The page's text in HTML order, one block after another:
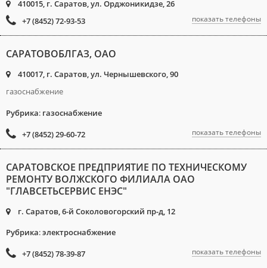
410015, г. Саратов, ул. Орджоникидзе, 26
+7 (8452) 72-93-53
показать телефоны
САРАТОВОБЛГАЗ, ОАО
410017, г. Саратов, ул. Чернышевского, 90
газоснабжение
Рубрика: газоснабжение
+7 (8452) 29-60-72
показать телефоны
САРАТОВСКОЕ ПРЕДПРИЯТИЕ ПО ТЕХНИЧЕСКОМУ
РЕМОНТУ ВОЛЖСКОГО ФИЛИАЛА ОАО
"ГЛАВСЕТЬСЕРВИС ЕНЭС"
г. Саратов, 6-й Соколовогорский пр-д, 12
Рубрика:электроснабжение
+7 (8452) 78-39-87
показать телефоны